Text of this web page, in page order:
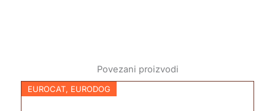
Povezani proizvodi
EUROCAT, EURODOG